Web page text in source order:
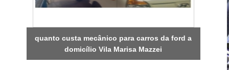
quanto custa mecânico para carros da ford a
domicílio Vila Marisa Mazzei